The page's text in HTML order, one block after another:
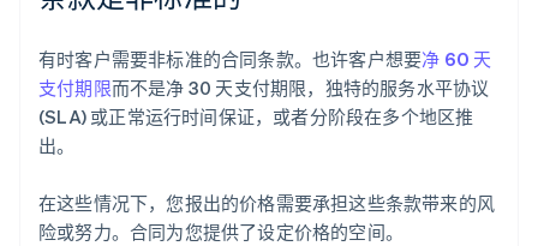
有时客户需要非标准的合同条款。也许客户想要净 60 天
支付期限而不是净 30 天支付期限，独特的服务水平协议
(SLA) 或正常运行时间保证，或者分阶段在多个地区推
出。
在这些情况下，您报出的价格需要承担这些条款带来的风
险或努力。合同为您提供了设定价格的空间。